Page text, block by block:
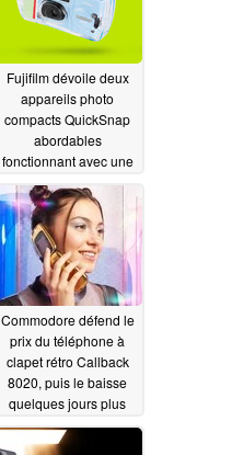
Fujifilm dévoile deux
appareils photo
compacts QuickSnap
abordables
fonctionnant avec une
pellicule 35 mm
07/01/2026
Commodore défend le
prix du téléphone à
clapet rétro Callback
8020, puis le baisse
quelques jours plus
tard06/26/2026